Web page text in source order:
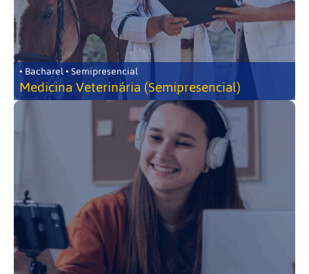
• Bacharel • Semipresencial
Medicina Veterinária (Semipresencial)